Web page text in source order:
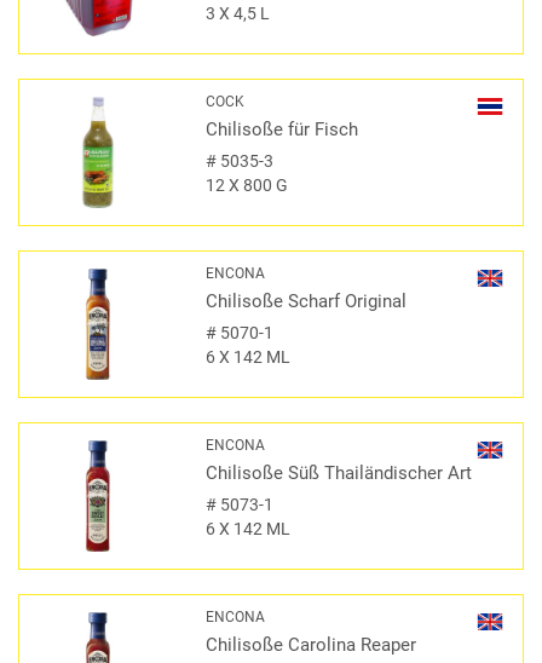
3 X 4,5 L
COCK
Chilisoße für Fisch
#5035-3
12 X 800 G
ENCONA
Chilisoße Scharf Original
#5070-1
6 X 142 ML
ENCONA
Chilisoße Süß Thailändischer Art
#5073-1
6 X 142 ML
ENCONA
Chilisoße Carolina Reaper